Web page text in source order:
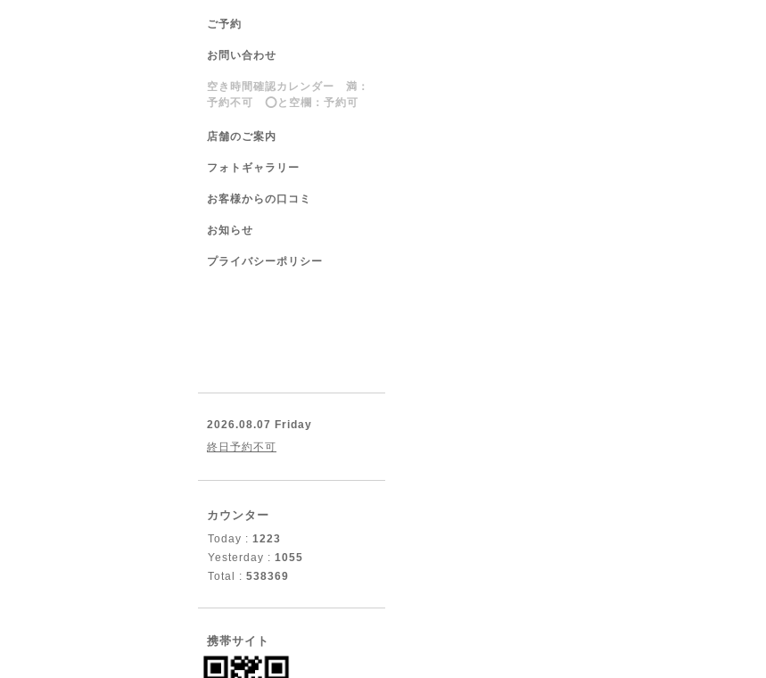
ご予約
お問い合わせ
空き時間確認カレンダー 満：
予約不可 ⭕️と空欄：予約可
店舗のご案内
フォトギャラリー
お客様からの口コミ
お知らせ
プライバシーポリシー
2026.08.07 Friday
終日予約不可
カウンター
Today : 1223
Yesterday : 1055
Total : 538369
携帯サイト